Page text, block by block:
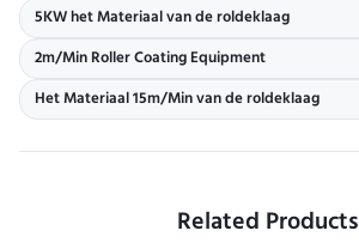
5KW het Materiaal van de roldeklaag
2m/Min Roller Coating Equipment
Het Materiaal 15m/Min van de roldeklaag
Related Products